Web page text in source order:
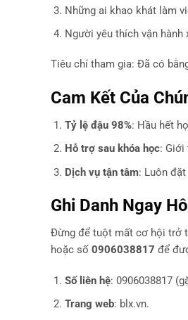
Những ai khao khát làm
Người yêu thích vận
Tiêu chí tham gia: Đã có
Cam Kết Của
Tỷ lệ đậu 98%: Hầu hết
Hỗ trợ sau khóa học: Giới
Dịch vụ tận tâm: Luôn
Ghi Danh Ngay
Đừng để tuột mất cơ hội trở
hoặc số 0906038817 để
Số liên hệ: 0906038817
Trang web: blx.vn.